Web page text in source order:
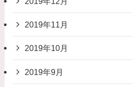
2019年11月
2019年10月
2019年9月